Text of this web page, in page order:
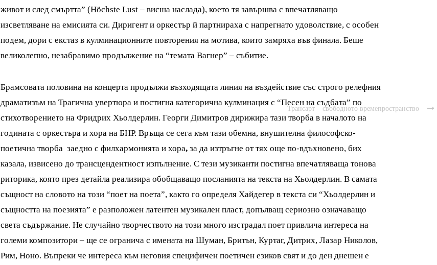

Трансарт – свободното времепространство
живот и след смъртта” (Höchste Lust – висша наслада), което тя завършва с впечатляващо
изсветляване на емисията си. Диригент и оркестър й партнираха с напрегнато удоволствие, с особен
подем, дори с екстаз в кулминационните повторения на мотива, които замряха във финала. Беше
великолепно, незабравимо продължение на “темата Вагнер” – събитие.
Брамсовата половина на концерта продължи възходящата линия на въздействие със строго релефния
драматизъм на Трагична увертюра и постигна категорична кулминация с “Песен на съдбата” по
стихотворението на Фридрих Хьолдерлин. Георги Димитров дирижира тази творба в началото на
годината с оркестъра и хора на БНР. Връща се сега към тази обемна, внушителна философско-
поетична творба заедно с филхармонията и хора,за да изтръгне от тях още по-вдъхновено, бих
казала, извисено до трансцендентност изпълнение. С тези музиканти постигна впечатляваща тонова
риторика, която през детайла реализира обобщаващо посланията на текста на Хьолдерлин. В самата
същност на словото на този “поет на поета”, както го определя Хайдегер в текста си “Хьолдерлин и
същността на поезията” е разположен латентен музикален пласт, допълващ сериозно означаващо
света съдържание. Не случайно творчеството на този много изстрадал поет привлича интереса на
големи композитори – ще се огранича с имената на Шуман, Бритън, Куртаг, Дитрих, Лазар Николов,
Рим, Ноно. Въпреки че интереса към неговия специфичен поетичен езиков свят и до ден днешен е